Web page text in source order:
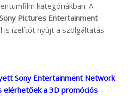
kategóriákban. A
Pictures Entertainment
is ízelítőt nyújt a szolgáltatás.
Sony Entertainment Network
elérhetőek a 3D promóciós